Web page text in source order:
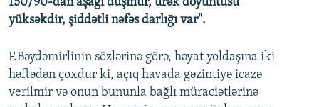
yüksəkdir, şiddətli nəfəs darlığı var".
F.Bəydəmirlinin sözlərinə görə, həyat yoldaşına iki
həftədən çoxdur ki, açıq havada gəzintiyə icazə
verilmir və onun bununla bağlı müraciətlərinə